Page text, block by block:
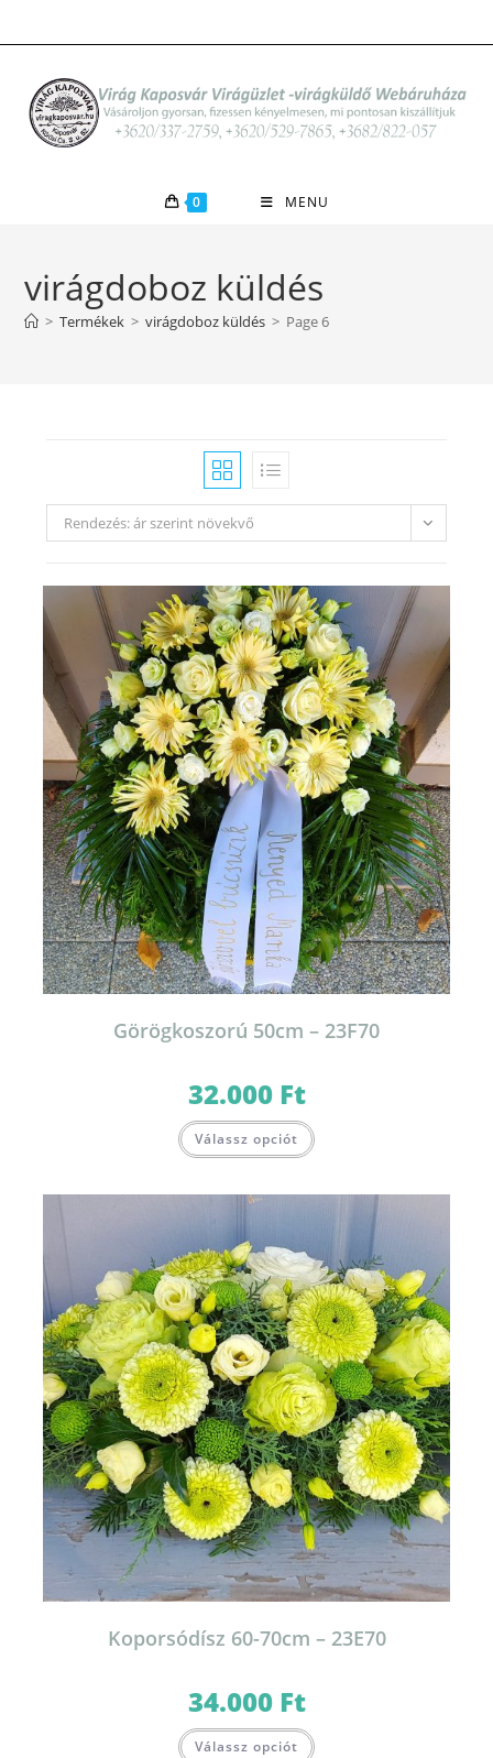
to
0 MENU
virágdoboz küldés
> Termékek > virágdoboz küldés > Page 6
Rendezés: ár szerint növekvő
Görögkoszorú 50cm – 23F70
32.000 Ft
Válassz opciót
Koporsódísz 60-70cm – 23E70
34.000 Ft
Válassz opciót